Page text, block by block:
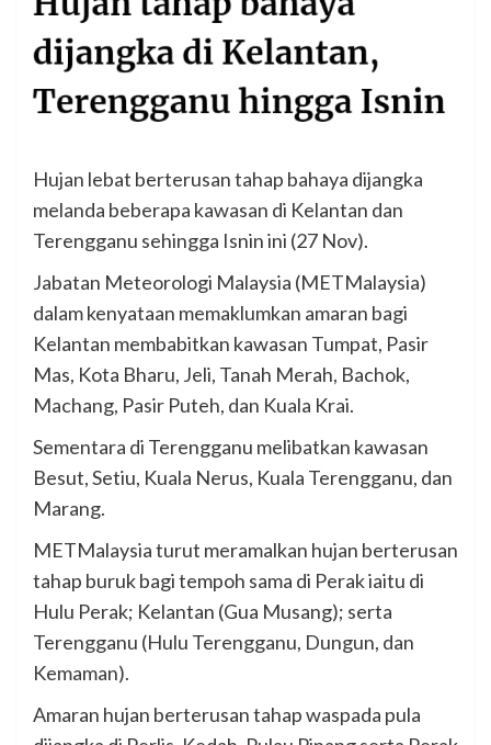
Hujan lebat berterusan tahap bahaya dijangka
melanda beberapa kawasan di Kelantan dan
Terengganu sehingga Isnin ini (27 Nov).
Jabatan Meteorologi Malaysia (METMalaysia)
dalam kenyataan memaklumkan amaran bagi
Kelantan membabitkan kawasan Tumpat, Pasir
Mas, Kota Bharu, Jeli, Tanah Merah, Bachok,
Machang, Pasir Puteh, dan Kuala Krai.
Sementara di Terengganu melibatkan kawasan
Besut, Setiu, Kuala Nerus, Kuala Terengganu, dan
Marang.
METMalaysia turut meramalkan hujan berterusan
tahap buruk bagi tempoh sama di Perak iaitu di
Hulu Perak; Kelantan (Gua Musang); serta
Terengganu (Hulu Terengganu, Dungun, dan
Kemaman).
Amaran hujan berterusan tahap waspada pula